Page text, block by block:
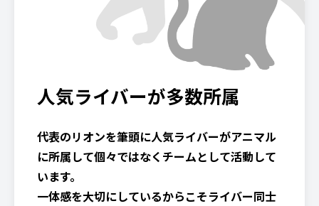
人気ライバーが多数所属
代表のリオンを筆頭に人気ライバーがアニマル
に所属して個々ではなくチームとして活動して
います。
一体感を大切にしているからこそライバー同士